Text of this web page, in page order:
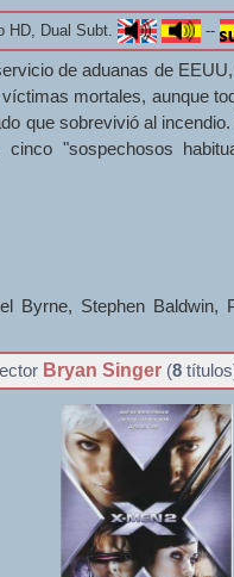
Dual Subt. --
de aduanas de
mortales, aunque
que sobrevivió al
"sospechosos
Byrne, Stephen Baldwin,
Bryan Singer (8